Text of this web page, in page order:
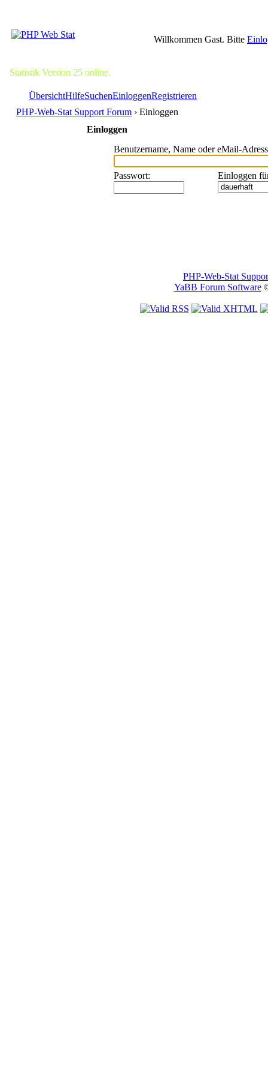
Willkommen Gast. Bitte
Statistik Version 25 online.
ÜbersichtHilfeSuchenEinloggenRegistrieren
PHP-Web-Stat Support Forum › Einloggen
Einloggen
Benutzername, Name oder eMail-
Passwort: Einloggen
PHP-Web-Stat
YaBB Forum Software©